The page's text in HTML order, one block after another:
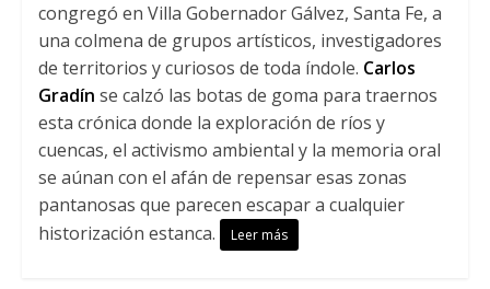
congregó en Villa Gobernador Gálvez, Santa Fe, a
una colmena de grupos artísticos, investigadores
de territorios y curiosos de toda índole. Carlos
Gradín se calzó las botas de goma para traernos
esta crónica donde la exploración de ríos y
cuencas, el activismo ambiental y la memoria oral
se aúnan con el afán de repensar esas zonas
pantanosas que parecen escapar a cualquier
historización estanca.
Leer más